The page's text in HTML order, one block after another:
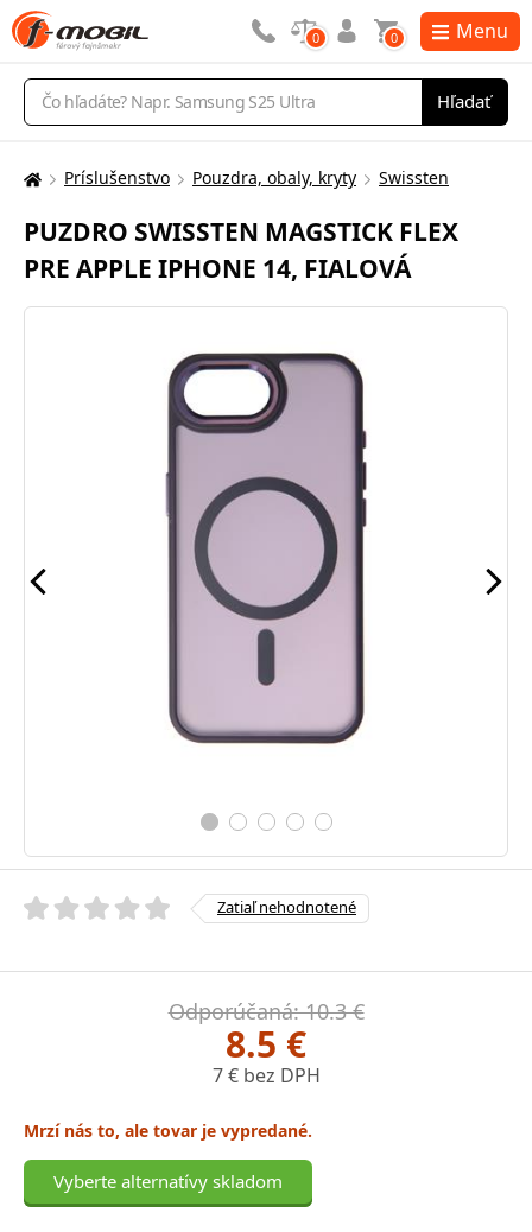
Vyhľadávanie
Hľadať
0 0 Menu
Tu
nachádzate:
Príslušenstvo Pouzdra, obaly, kryty Swissten
PUZDRO SWISSTEN MAGSTICK FLEX
PRE APPLE IPHONE 14, FIALOVÁ
Zatiaľ nehodnotené
Odporúčaná: 10.3 €
8.5 €
7 € bez DPH
Mrzí nás to, ale tovar je vypredané.
Vyberte alternatívy skladom